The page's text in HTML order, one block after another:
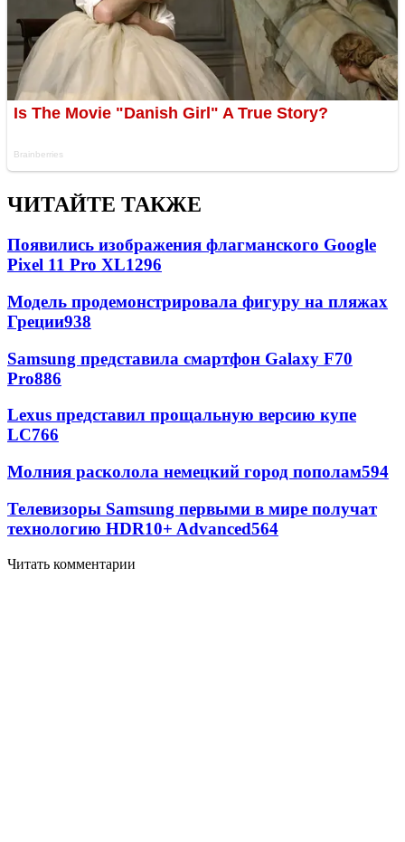
ЧИТАЙТЕ ТАКЖЕ
Появились изображения флагманского Google
Pixel 11 Pro XL1296
Модель продемонстрировала фигуру на пляжах
Греции938
Samsung представила смартфон Galaxy F70
Pro886
Lexus представил прощальную версию купе
LC766
Молния расколола немецкий город пополам594
Телевизоры Samsung первыми в мире получат
технологию HDR10+ Advanced564
Читать комментарии